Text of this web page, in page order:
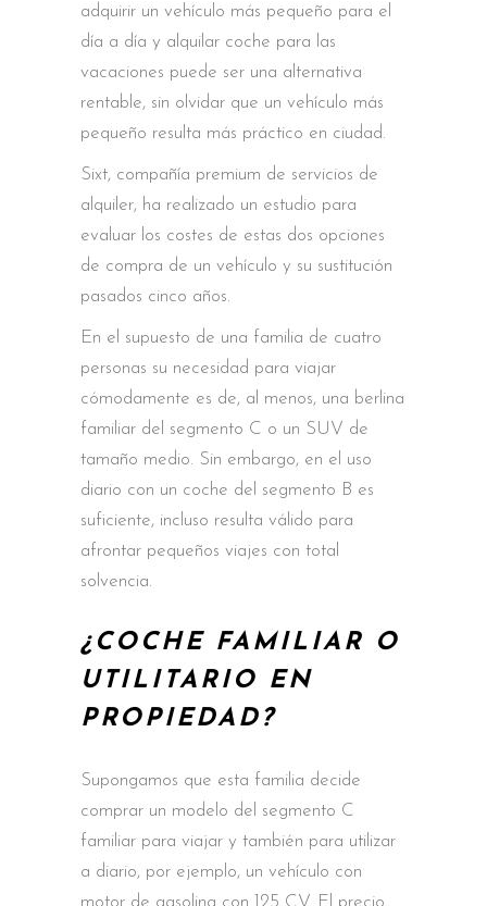
adquirir un vehículo más pequeño para el
día a día y alquilar coche para las
vacaciones puede ser una alternativa
rentable, sin olvidar que un vehículo más
pequeño resulta más práctico en ciudad.
Sixt, compañía premium de servicios de
alquiler, ha realizado un estudio para
evaluar los costes de estas dos opciones
de compra de un vehículo y su sustitución
pasados cinco años.
En el supuesto de una familia de cuatro
personas su necesidad para viajar
cómodamente es de, al menos, una berlina
familiar del segmento C o un SUV de
tamaño medio. Sin embargo, en el uso
diario con un coche del segmento B es
suficiente, incluso resulta válido para
afrontar pequeños viajes con total
solvencia.
¿COCHE FAMILIAR O
UTILITARIO EN
PROPIEDAD?
Supongamos que esta familia decide
comprar un modelo del segmento C
familiar para viajar y también para utilizar
a diario, por ejemplo, un vehículo con
motor de gasolina con 125 CV. El precio